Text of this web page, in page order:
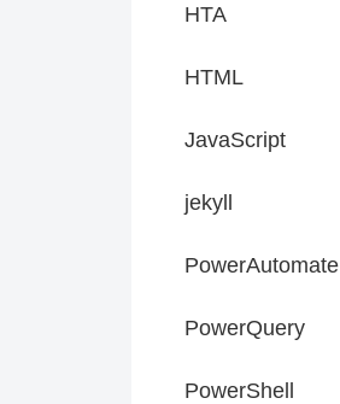
HTA
HTML
JavaScript
jekyll
PowerAutomate
PowerQuery
PowerShell